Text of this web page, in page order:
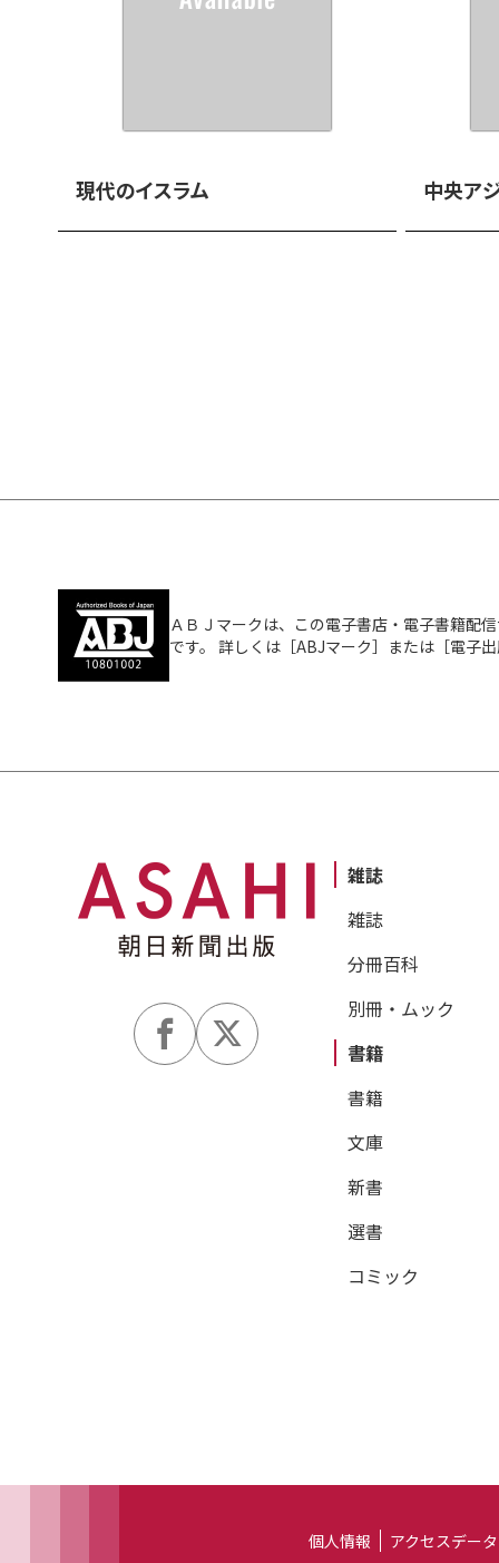
現代のイスラム 中央ア
ＡＢＪマークは、この電子書店・電子書籍配
です。 詳しくは［ABJマーク］または［電子
雑誌
雑誌
分冊百科
別冊・ムック
書籍
書籍
文庫
新書
選書
コミック
個人情報 アクセスデータ